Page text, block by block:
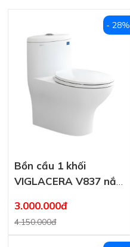
Bồn cầu 1 khối
VIGLACERA V837 nắp
3.000.000đ
4.150.000đ
- 28%